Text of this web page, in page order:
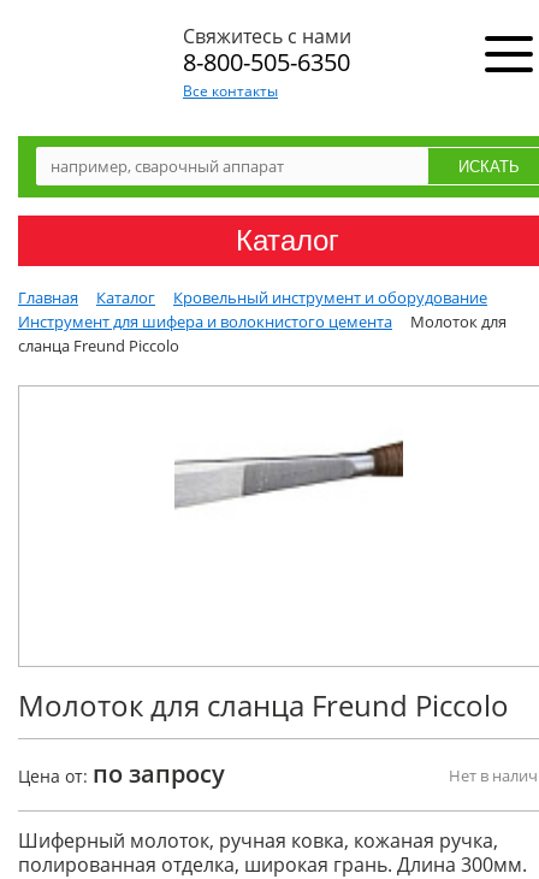
Свяжитесь с нами
8-800-505-6350
Все контакты
Каталог
Главная Каталог
Кровельный инструмент и оборудование
Инструмент для шифера и волокнистого цемента
Молоток для
сланца Freund Piccolo
Молоток для сланца Freund Piccolo
Цена от: по запросу Нет в
Шиферный молоток, ручная ковка, кожаная ручка,
полированная отделка, широкая грань. Длина 300мм.